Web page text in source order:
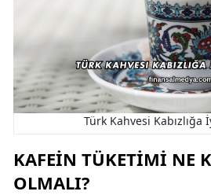
Türk Kahvesi Kabızlığa
KAFEIN TÜKETIMI NE
OLMALI?